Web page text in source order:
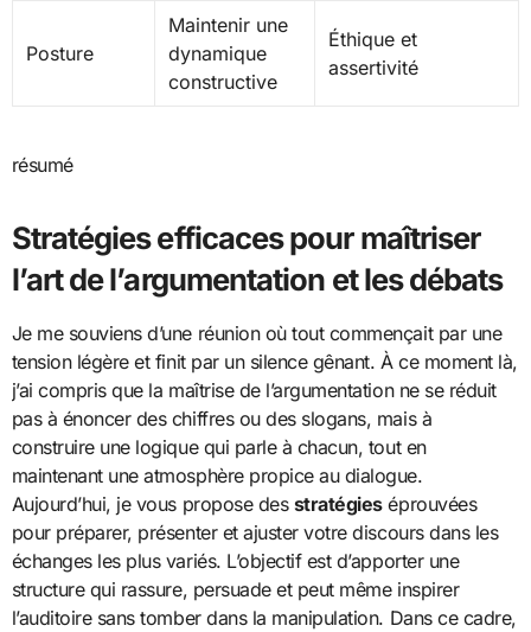
Posture
Maintenir une
dynamique
constructive
Éthique et
assertivité
résumé
Stratégies efficaces pour maîtriser
l’art de l’argumentation et les débats
Je me souviens d’une réunion où tout commençait par une
tension légère et finit par un silence gênant. À ce moment là,
j’ai compris que la maîtrise de l’argumentation ne se réduit
pas à énoncer des chiffres ou des slogans, mais à
construire une logique qui parle à chacun, tout en
maintenant une atmosphère propice au dialogue.
Aujourd’hui, je vous propose des stratégieséprouvées
pour préparer, présenter et ajuster votre discours dans les
échanges les plus variés. L’objectif est d’apporter une
structure qui rassure, persuade et peut même inspirer
l’auditoire sans tomber dans la manipulation. Dans ce cadre,